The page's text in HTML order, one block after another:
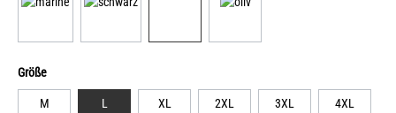
Größe
M L XL 2XL 3XL 4XL